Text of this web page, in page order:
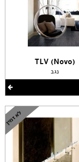
(TLV (Novo
נגב